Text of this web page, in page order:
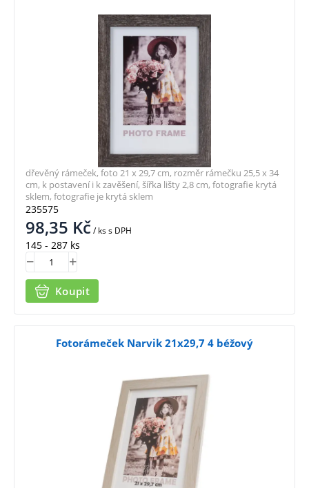
235575
98,35 Kč/ kss DPH
145 - 287 ks
Koupit
dřevěný rámeček, foto 21 x 29,7 cm, rozměr rámečku 25,5 x 34
cm, k postavení i k zavěšení, šířka lišty 2,8 cm, fotografie krytá
sklem, fotografie je krytá sklem
Fotorámeček Narvik 21x29,7 4 béžový